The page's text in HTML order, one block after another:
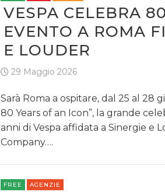
VESPA CELEBRA
EVENTO A ROMA
E LOUDER
29 Maggio 2026
Sarà Roma a ospitare, dal 25 al 28
80 Years of an Icon”, la grande
anni di Vespa affidata a Sinergie e
Company….
FREE AGENZIE